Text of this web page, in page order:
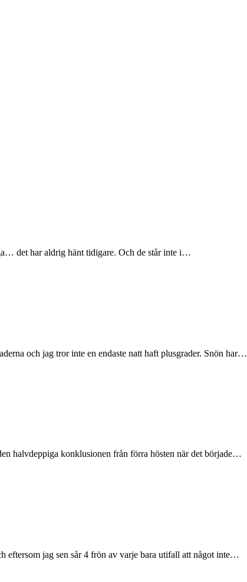
det har aldrig hänt tidigare. Och de står inte i…
och jag tror inte en endaste natt haft plusgrader. Snön har…
halvdeppiga konklusionen från förra hösten när det började…
eftersom jag sen sår 4 frön av varje bara utifall att något inte…